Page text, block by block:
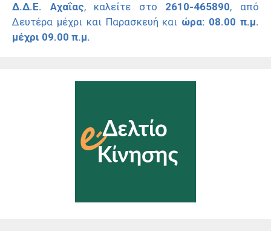
Δ.Δ.Ε. Αχαΐας, καλείτε στο 2610-465890, από
Δευτέρα μέχρι και Παρασκευή και ώρα: 08.00 π.μ.
μέχρι 09.00 π.μ.